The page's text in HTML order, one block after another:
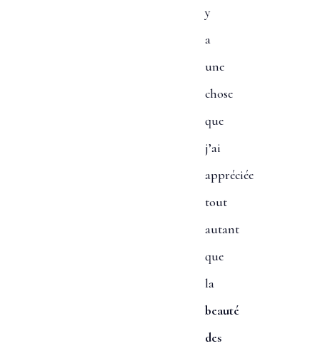
y
a
une
chose
que
j’ai
appréciée
tout
autant
que
la
beauté
des